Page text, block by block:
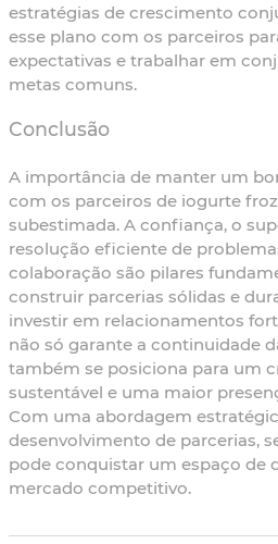
estratégias de crescimento
esse plano com os parceiros
expectativas e trabalhar em
metas comuns.
Conclusão
A importância de manter um
com os parceiros de iogurte
subestimada. A confiança, o
resolução eficiente de
colaboração são pilares
construir parcerias sólidas e
investir em relacionamentos
não só garante a continuidade
também se posiciona para um
sustentável e uma maior
Com uma abordagem
desenvolvimento de parcerias,
pode conquistar um espaço de
mercado competitivo.